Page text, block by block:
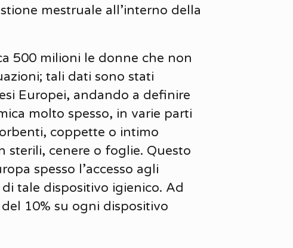
mestruale all’interno della
500 milioni le donne che non
tali dati sono stati
Europei, andando a definire
molto spesso, in varie parti
coppette o intimo
sterili, cenere o foglie. Questo
spesso l’accesso agli
tale dispositivo igienico. Ad
10% su ogni dispositivo